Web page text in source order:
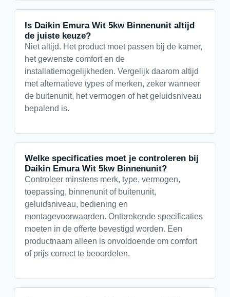
Is Daikin Emura Wit 5kw Binnenunit altijd
de juiste keuze?
Niet altijd. Het product moet passen bij de kamer,
het gewenste comfort en de
installatiemogelijkheden. Vergelijk daarom altijd
met alternatieve types of merken, zeker wanneer
de buitenunit, het vermogen of het geluidsniveau
bepalend is.
Welke specificaties moet je controleren bij
Daikin Emura Wit 5kw Binnenunit?
Controleer minstens merk, type, vermogen,
toepassing, binnenunit of buitenunit,
geluidsniveau, bediening en
montagevoorwaarden. Ontbrekende specificaties
moeten in de offerte bevestigd worden. Een
productnaam alleen is onvoldoende om comfort
of prijs correct te beoordelen.